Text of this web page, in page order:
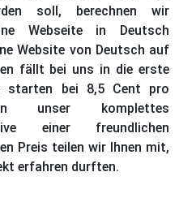
soll, berechnen wir
Webseite in Deutsch
Website von Deutsch auf
fällt bei uns in die erste
starten bei 8,5 Cent pro
unser komplettes
einer freundlichen
Preis teilen wir Ihnen mit,
erfahren durften.